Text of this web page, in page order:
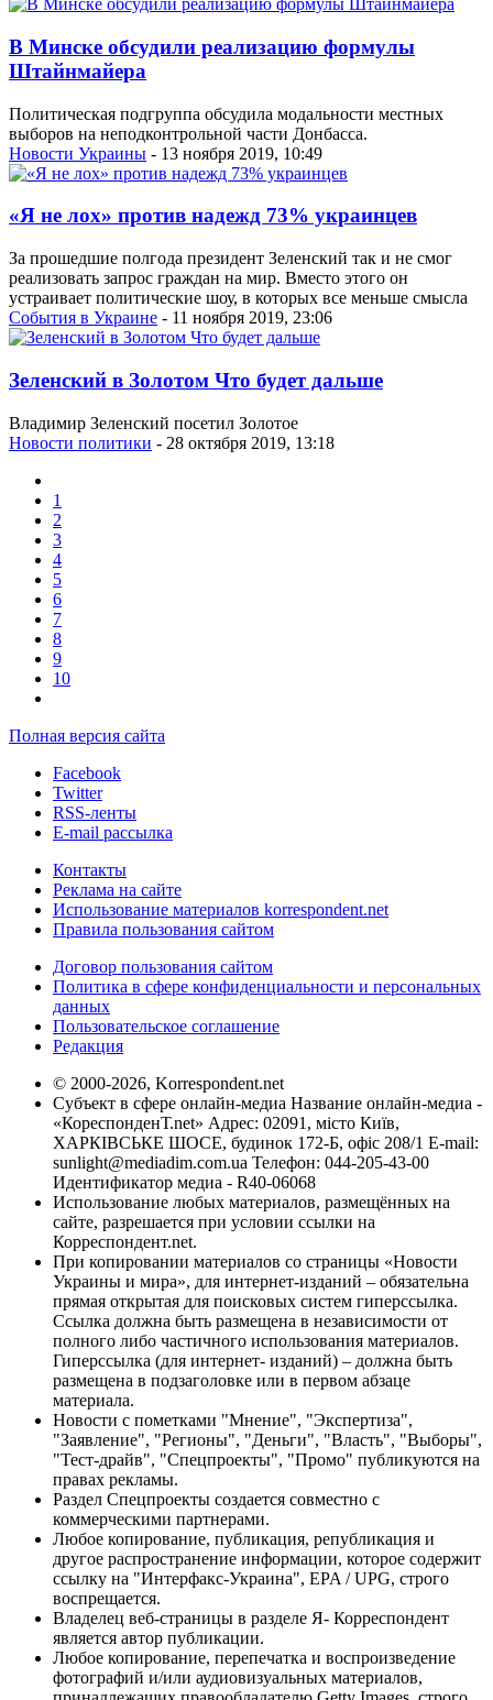
В Минске обсудили реализацию формулы
Штайнмайера
Политическая подгруппа обсудила модальности местных
выборов на неподконтрольной части Донбасса.
Новости Украины - 13 ноября 2019, 10:49
«Я не лох» против надежд 73% украинцев
За прошедшие полгода президент Зеленский так и не смог
реализовать запрос граждан на мир. Вместо этого он
устраивает политические шоу, в которых все меньше смысла
События в Украине - 11 ноября 2019, 23:06
Зеленский в Золотом Что будет дальше
Владимир Зеленский посетил Золотое
Новости политики - 28 октября 2019, 13:18
1
2
3
4
5
6
7
8
9
10
Полная версия сайта
Facebook
Twitter
RSS-ленты
E-mail рассылка
Контакты
Реклама на сайте
Использование материалов korrespondent.net
Правила пользования сайтом
Договор пользования сайтом
Политика в сфере конфиденциальности и персональных
данных
Пользовательское соглашение
Редакция
© 2000-2026, Korrespondent.net
Субъект в сфере онлайн-медиа Название онлайн-медиа -
«КореспонденТ.net» Адрес: 02091, місто Київ,
ХАРКІВСЬКЕ ШОСЕ, будинок 172-Б, офіс 208/1 E-mail:
sunlight@mediadim.com.ua Телефон: 044-205-43-00
Идентификатор медиа - R40-06068
Использование любых материалов, размещённых на
сайте, разрешается при условии ссылки на
Корреспондент.net.
При копировании материалов со страницы «Новости
Украины и мира», для интернет-изданий – обязательна
прямая открытая для поисковых систем гиперссылка.
Ссылка должна быть размещена в независимости от
полного либо частичного использования материалов.
Гиперссылка (для интернет- изданий) – должна быть
размещена в подзаголовке или в первом абзаце
материала.
Новости с пометками "Мнение", "Экспертиза",
"Заявление", "Регионы", "Деньги", "Власть", "Выборы",
"Тест-драйв", "Спецпроекты", "Промо" публикуются на
правах рекламы.
Раздел Спецпроекты создается совместно с
коммерческими партнерами.
Любое копирование, публикация, републикация и
другое распространение информации, которое содержит
ссылку на "Интерфакс-Украина", EPA / UPG, строго
воспрещается.
Владелец веб-страницы в разделе Я- Корреспондент
является автор публикации.
Любое копирование, перепечатка и воспроизведение
фотографий и/или аудиовизуальных материалов,